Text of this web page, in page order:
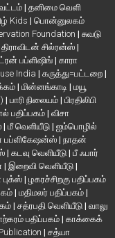
| தனிமை வெளி
Kids | பொன்னுலகம்
Foundation | சுவடு
திராவிடன் சில்ரன்ஸ் |
பப்ளிஷிங் | காரா
India | கருத்து=பட்டறை |
| மின்னங்காடி | மயூ
| பாரி நிலையம் | பிரதிலிபி
பதிப்பகம் | விசா
| மீ வெளியீடு | ஐம்பொழில்
பப்ளிகேஷன்ஸ் | நாதன்
| கடவு வெளியீடு | பீ ஃபார்
| இறைவி வெளியீடு |
| ழகரச்சிறகு பதிப்பகம்
| மதிமலர் பதிப்பகம் |
| சத்ரபதி வெளியீடு | வாலு
பதிப்பகம்| காக்கைக்
| சத்யா